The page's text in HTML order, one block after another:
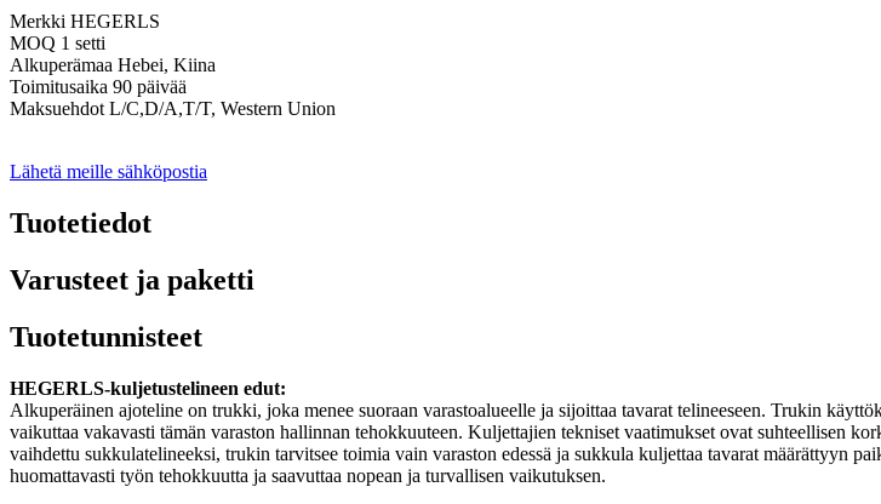
Merkki HEGERLS
MOQ 1 setti
Alkuperämaa Hebei, Kiina
Toimitusaika 90 päivää
Maksuehdot L/C,D/A,T/T, Western Union
Lähetä meille sähköpostia
Tuotetiedot
Varusteet ja paketti
Tuotetunnisteet
HEGERLS-kuljetustelineen edut:
Alkuperäinen ajoteline on trukki, joka menee suoraan varastoalueelle ja sijoittaa tavarat telineeseen. Trukin
vaikuttaa vakavasti tämän varaston hallinnan tehokkuuteen. Kuljettajien tekniset vaatimukset ovat suhteellisen
vaihdettu sukkulatelineeksi, trukin tarvitsee toimia vain varaston edessä ja sukkula kuljettaa tavarat määrättyyn
huomattavasti työn tehokkuutta ja saavuttaa nopean ja turvallisen vaikutuksen.